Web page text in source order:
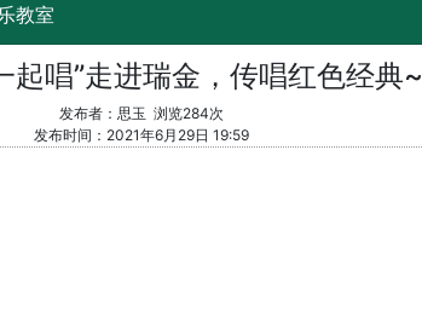
教室
起唱”走进瑞金，传唱红色经典~
发布者：思玉 浏览284次
发布时间：2021年6月29日 19:59